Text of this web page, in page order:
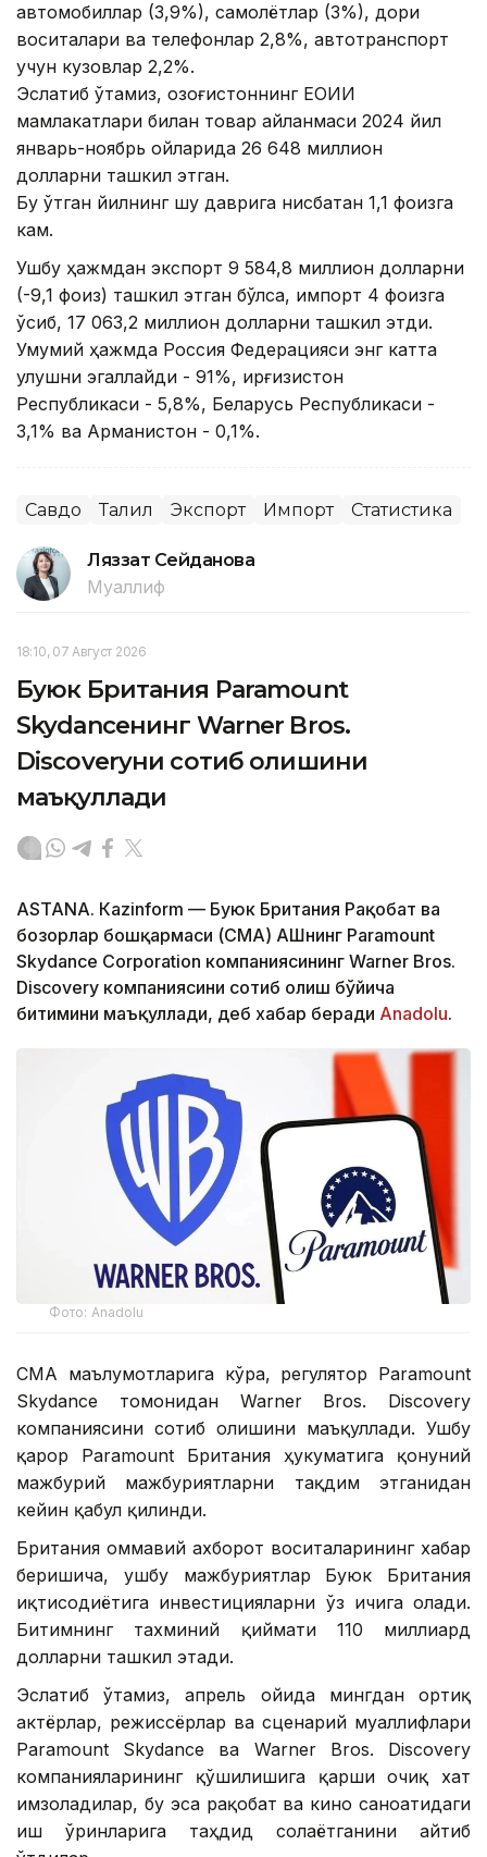
автомобиллар (3,9%), самолётлар (3%), дори
воситалари ва телефонлар 2,8%, автотранспорт
учун кузовлар 2,2%.
Эслатиб ўтамиз, Қозоғистоннинг ЕОИИ
мамлакатлари билан товар айланмаси 2024 йил
январь-ноябрь ойларида 26 648 миллион
долларни ташкил этган.
Бу ўтган йилнинг шу даврига нисбатан 1,1 фоизга
кам.
Ушбу ҳажмдан экспорт 9 584,8 миллион долларни
(-9,1 фоиз) ташкил этган бўлса, импорт 4 фоизга
ўсиб, 17 063,2 миллион долларни ташкил этди.
Умумий ҳажмда Россия Федерацияси энг катта
улушни эгаллайди - 91%, Қирғизистон
Республикаси - 5,8%, Беларусь Республикаси -
3,1% ва Арманистон - 0,1%.
Савдо Таҳлил Экспорт Импорт Статистика
Ляззат Сейданова
Муаллиф
18:10, 07 Август 2026
Буюк Британия Paramount
Skydanceнинг Warner Bros.
Discoveryни сотиб олишини
маъқуллади
ASTANА. Кazinform — Буюк Британия Рақобат ва
бозорлар бошқармаси (CМА) АҚШнинг Paramount
Skydance Corporation компаниясининг Warner Bros.
Discovery компаниясини сотиб олиш бўйича
битимини маъқуллади, деб хабар беради Аnadolu.
Фото: Аnadolu
CМА маълумотларига кўра, регулятор Paramount
Skydance томонидан Warner Bros. Discovery
компаниясини сотиб олишини маъқуллади. Ушбу
қарор Paramount Британия ҳукуматига қонуний
мажбурий мажбуриятларни тақдим этганидан
кейин қабул қилинди.
Британия оммавий ахборот воситаларининг хабар
беришича, ушбу мажбуриятлар Буюк Британия
иқтисодиётига инвестицияларни ўз ичига олади.
Битимнинг тахминий қиймати 110 миллиард
долларни ташкил этади.
Эслатиб ўтамиз, апрель ойида мингдан ортиқ
актёрлар, режиссёрлар ва сценарий муаллифлари
Paramount Skydance ва Warner Bros. Discovery
компанияларининг қўшилишига қарши очиқ хат
имзоладилар, бу эса рақобат ва кино саноатидаги
иш ўринларига таҳдид солаётганини айтиб